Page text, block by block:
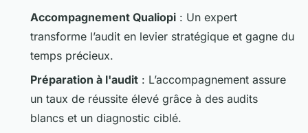
Accompagnement Qualiopi : Un expert
transforme l’audit en levier stratégique et gagne du
temps précieux.
Préparation à l'audit : L’accompagnement assure
un taux de réussite élevé grâce à des audits
blancs et un diagnostic ciblé.